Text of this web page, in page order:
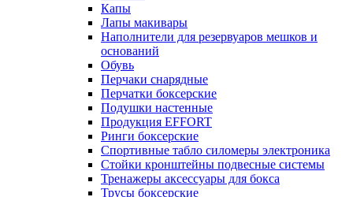
Капы
Лапы макивары
Наполнители для резервуаров мешков и
оснований
Обувь
Перчаки снарядные
Перчатки боксерские
Подушки настенные
Продукция EFFORT
Ринги боксерские
Спортивные табло силомеры электроника
Стойки кронштейны подвесные системы
Тренажеры аксессуары для бокса
Трусы боксерские